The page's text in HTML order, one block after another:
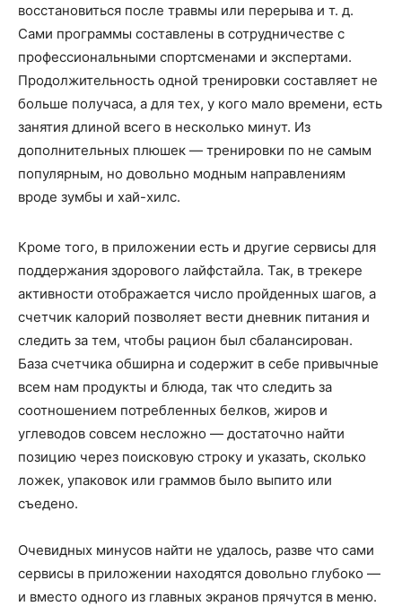
восстановиться после травмы или перерыва и т. д.
Сами программы составлены в сотрудничестве с
профессиональными спортсменами и экспертами.
Продолжительность одной тренировки составляет не
больше получаса, а для тех, у кого мало времени, есть
занятия длиной всего в несколько минут. Из
дополнительных плюшек — тренировки по не самым
популярным, но довольно модным направлениям
вроде зумбы и хай-хилс.
Кроме того, в приложении есть и другие сервисы для
поддержания здорового лайфстайла. Так, в трекере
активности отображается число пройденных шагов, а
счетчик калорий позволяет вести дневник питания и
следить за тем, чтобы рацион был сбалансирован.
База счетчика обширна и содержит в себе привычные
всем нам продукты и блюда, так что следить за
соотношением потребленных белков, жиров и
углеводов совсем несложно — достаточно найти
позицию через поисковую строку и указать, сколько
ложек, упаковок или граммов было выпито или
съедено.
Очевидных минусов найти не удалось, разве что сами
сервисы в приложении находятся довольно глубоко —
и вместо одного из главных экранов прячутся в меню.